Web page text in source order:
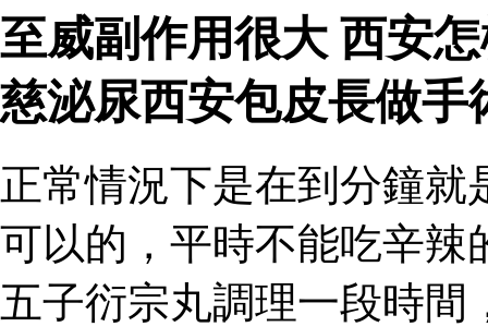
至威副作用很大 西安
慈泌尿西安包皮長做手
正常情況下是在到分鐘
可以的，平時不能吃辛辣
五子衍宗丸調理一段時